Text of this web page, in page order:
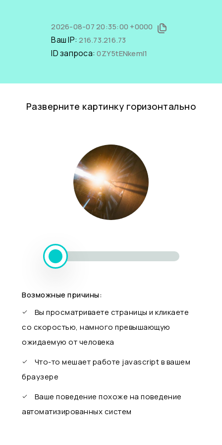
2026-08-07 20:35:00 +0000
Ваш IP:216.73.216.73
ID запроса:0ZY5tENkemI1
Разверните картинку горизонтально
Возможные причины:
Вы просматриваете страницы и кликаете
со скоростью, намного превышающую
ожидаемую от человека
Что-то мешает работе javascript в вашем
браузере
Ваше поведение похоже на поведение
автоматизированных систем